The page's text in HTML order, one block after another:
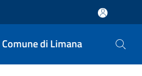
Comune di Limana